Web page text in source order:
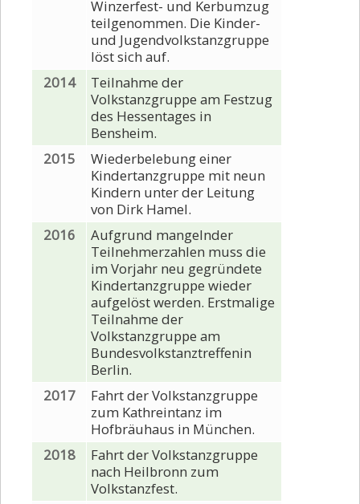
Winzerfest- und Kerbumzug
teilgenommen. Die Kinder-
und Jugendvolkstanzgruppe
löst sich auf.
2014
Teilnahme der
Volkstanzgruppe am Festzug
des Hessentages in
Bensheim.
2015
Wiederbelebung einer
Kindertanzgruppe mit neun
Kindern unter der Leitung
von Dirk Hamel.
2016
Aufgrund mangelnder
Teilnehmerzahlen muss die
im Vorjahr neu gegründete
Kindertanzgruppe wieder
aufgelöst werden. Erstmalige
Teilnahme der
Volkstanzgruppe am
Bundesvolkstanztreffenin
Berlin.
2017
Fahrt der Volkstanzgruppe
zum Kathreintanz im
Hofbräuhaus in München.
2018
Fahrt der Volkstanzgruppe
nach Heilbronn zum
Volkstanzfest.